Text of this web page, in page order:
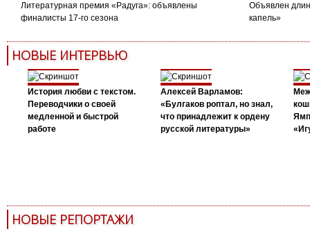
Литературная премия «Радуга»: объявлены
финалисты 17-го сезона
Объявлен
капель»
НОВЫЕ ИНТЕРВЬЮ
История любви с текстом.
Переводчики о своей
медленной и быстрой
работе
Алексей Варламов:
«Булгаков роптал, но знал,
что принадлежит к ордену
русской литературы»
НОВЫЕ РЕПОРТАЖИ